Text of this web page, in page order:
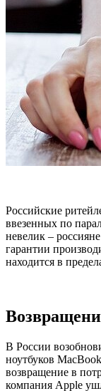
Российские
ввезенных по
невелик –
гарантии
находится в
В России
ноутбуков
возвращение в
компания Apple